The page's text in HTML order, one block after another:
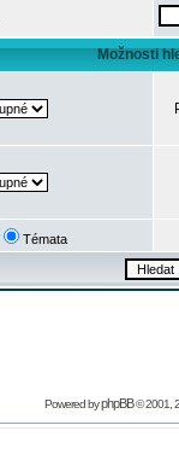
Možnosti
Témata
Powered byphpBB© 2001,